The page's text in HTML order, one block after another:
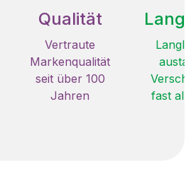
Qualität
Vertraute
Markenqualität
seit über 100
Jahren
fast